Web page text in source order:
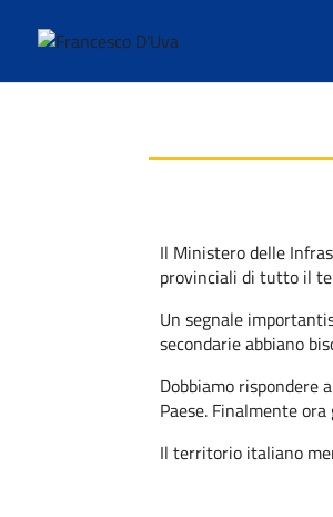
Il Ministero delle
provinciali di tutto il
Un segnale
secondarie abbiano
Dobbiamo rispondere
Paese. Finalmente
Il territorio italiano